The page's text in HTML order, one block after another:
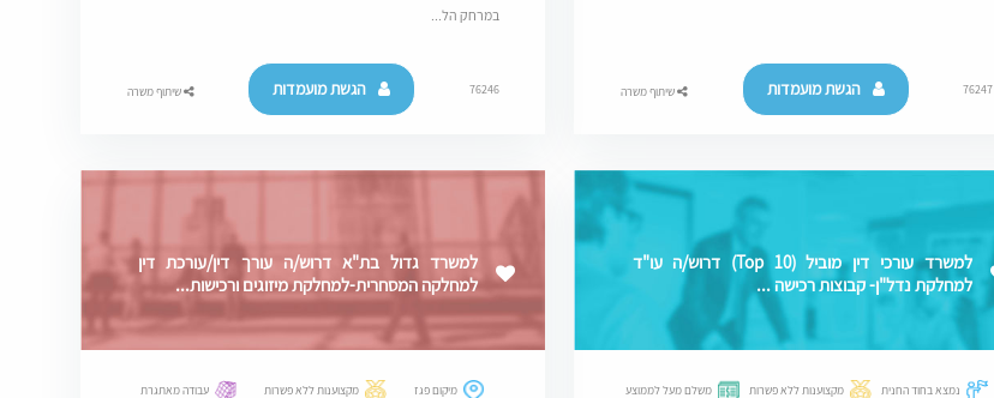
76247 הגשת מועמדות שיתוף משרה
במרחק הל...
76246 הגשת מועמדות שיתוף משרה
למשרד עורכי דין מוביל (Top 10) דרוש/ה עו"ד
למחלקת נדל"ן- קבוצות רכישה ...
נמצא בחוד החנית מקצוענות ללא פשרות משלם מעל לממוצע
למשרד גדול בת"א דרוש/ה עורך דין/עורכת דין
למחלקה המסחרית-למחלקת מיזוגים ורכישות...
מיקום פגז מקצוענות ללא פשרות עבודה מאתגרת